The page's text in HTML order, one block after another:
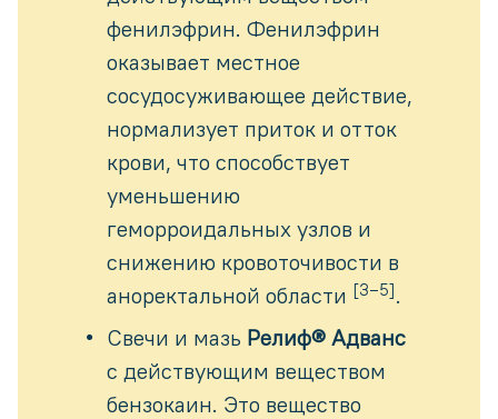
фенилэфрин. Фенилэфрин
оказывает местное
сосудосуживающее действие,
нормализует приток и отток
крови, что способствует
уменьшению
геморроидальных узлов и
снижению кровоточивости в
аноректальной области [3–5].
Свечи и мазь Релиф® Адванс
с действующим веществом
бензокаин. Это вещество